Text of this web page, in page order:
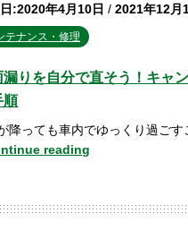
:2020年4月10日 / 2021年12月
テナンス・修理
漏りを自分で直そう！キャ
順
降っても車内でゆっくり過ご
reading